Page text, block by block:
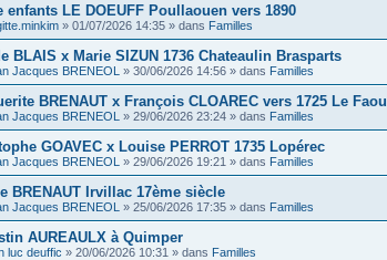
enfants LE DOEUFF Poullaouen vers 1890
» 01/07/2026 14:35 » dans Familles
BLAIS x Marie SIZUN 1736 Chateaulin Brasparts
Jacques BRENEOL » 30/06/2026 14:56 » dans Familles
BRENAUT x François CLOAREC vers 1725 Le Faou
Jacques BRENEOL » 29/06/2026 23:24 » dans Familles
GOAVEC x Louise PERROT 1735 Lopérec
Jacques BRENEOL » 29/06/2026 19:21 » dans Familles
BRENAUT Irvillac 17ème siècle
Jacques BRENEOL » 25/06/2026 17:35 » dans Familles
AUREAULX à Quimper
luc deuffic » 20/06/2026 10:31 » dans Familles